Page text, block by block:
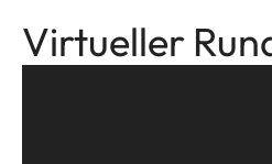
Virtueller